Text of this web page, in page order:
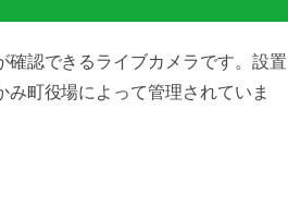
認できるライブカメラです。設置
町役場によって管理されていま